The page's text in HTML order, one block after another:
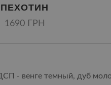
1690 ГРН
- венге темный, дуб